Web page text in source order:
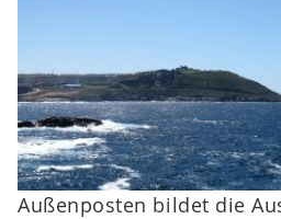
Außenposten bildet die